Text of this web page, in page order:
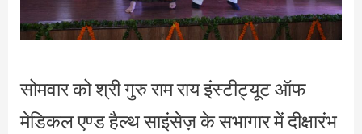
सोमवार को श्री गुरु राम राय इंस्टीट्यूट ऑफ
मेडिकल एण्ड हैल्थ साइंसेज़ के सभागार में दीक्षारंभ